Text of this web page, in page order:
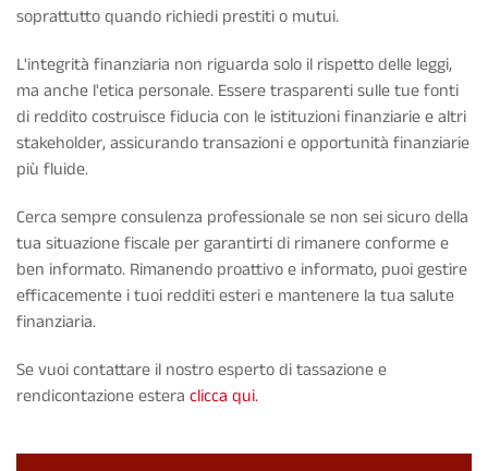
soprattutto quando richiedi prestiti o mutui.
L'integrità finanziaria non riguarda solo il rispetto delle leggi,
ma anche l'etica personale. Essere trasparenti sulle tue fonti
di reddito costruisce fiducia con le istituzioni finanziarie e altri
stakeholder, assicurando transazioni e opportunità finanziarie
più fluide.
Cerca sempre consulenza professionale se non sei sicuro della
tua situazione fiscale per garantirti di rimanere conforme e
ben informato. Rimanendo proattivo e informato, puoi gestire
efficacemente i tuoi redditi esteri e mantenere la tua salute
finanziaria.
Se vuoi contattare il nostro esperto di tassazione e
rendicontazione estera clicca qui.